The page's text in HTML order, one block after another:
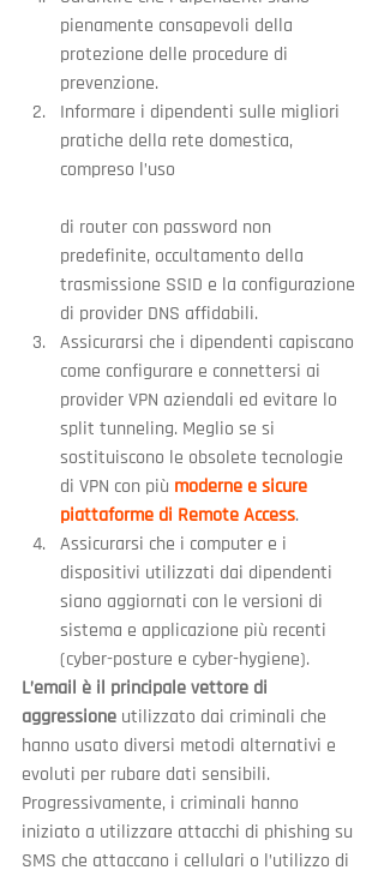
pienamente consapevoli della
protezione delle procedure di
prevenzione.
Informare i dipendenti sulle migliori
pratiche della rete domestica,
compreso l’uso
di router con password non
predefinite, occultamento della
trasmissione SSID e la configurazione
di provider DNS affidabili.
Assicurarsi che i dipendenti capiscano
come configurare e connettersi ai
provider VPN aziendali ed evitare lo
split tunneling. Meglio se si
sostituiscono le obsolete tecnologie
di VPN con più moderne e sicure
piattaforme di Remote Access.
Assicurarsi che i computer e i
dispositivi utilizzati dai dipendenti
siano aggiornati con le versioni di
sistema e applicazione più recenti
(cyber-posture e cyber-hygiene).
L’email è il principale vettore di
aggressione utilizzato dai criminali che
hanno usato diversi metodi alternativi e
evoluti per rubare dati sensibili.
Progressivamente, i criminali hanno
iniziato a utilizzare attacchi di phishing su
SMS che attaccano i cellulari o l’utilizzo di